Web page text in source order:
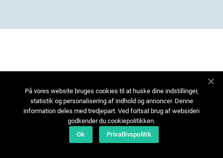
På vores website bruges cookies til at huske dine indstillinger,
statistik og personalisering af indhold og annoncer. Denne
information deles med tredjepart. Ved fortsat brug af websiden
godkender du cookiepolitikken.
Ok
Privatlivspolitik